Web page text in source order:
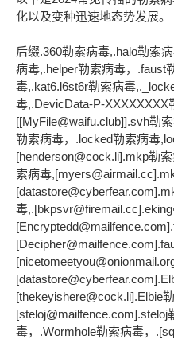
化以及变种迅速地态势发展。
后缀.360勒索病毒,.halo勒索
病毒,.helper勒索病毒，.faust
毒,.kat6.l6st6r勒索病毒
毒,.DevicData-P-XXXXXXXX
[[MyFile@waifu.club]].svh勒
勒索病毒，.locked勒索病毒
[henderson@cock.li].mkp勒
索病毒
毒
[thekeyishere@cock.li].Elbie
毒，.Wormhole勒索病毒，